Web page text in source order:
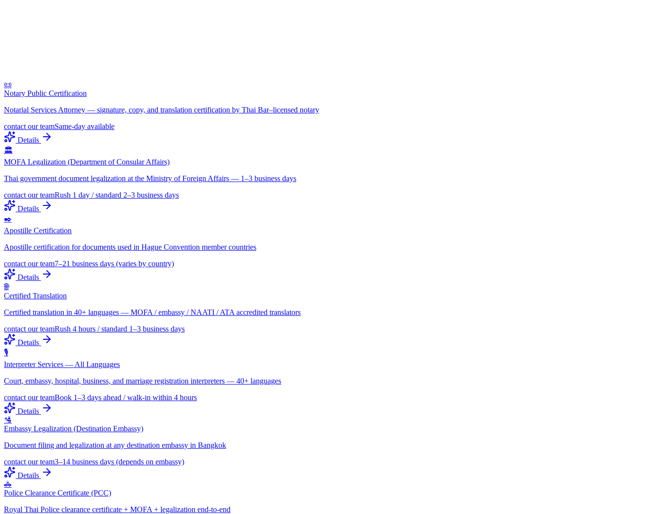
📜
Notary Public Certification
Notarial Services Attorney — signature, copy, and translation certification by Thai Bar–licensed notary
contact our teamSame-day available
Details
🏛️
MOFA Legalization (Department of Consular Affairs)
Thai government document legalization at the Ministry of Foreign Affairs — 1–3 business days
contact our teamRush 1 day / standard 2–3 business days
Details
✒️
Apostille Certification
Apostille certification for documents used in Hague Convention member countries
contact our team7–21 business days (varies by country)
Details
🌐
Certified Translation
Certified translation in 40+ languages — MOFA / embassy / NAATI / ATA accredited translators
contact our teamRush 4 hours / standard 1–3 business days
Details
🎙️
Interpreter Services — All Languages
Court, embassy, hospital, business, and marriage registration interpreters — 40+ languages
contact our teamBook 1–3 days ahead / walk-in within 4 hours
Details
🛂
Embassy Legalization (Destination Embassy)
Document filing and legalization at any destination embassy in Bangkok
contact our team3–14 business days (depends on embassy)
Details
🚓
Police Clearance Certificate (PCC)
Royal Thai Police clearance certificate + MOFA + legalization end-to-end